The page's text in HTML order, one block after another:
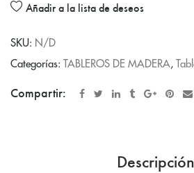
Añadir a la lista de deseos
SKU: N/D
Categorías: TABLEROS DE MADERA ,
Compartir:
Descripción